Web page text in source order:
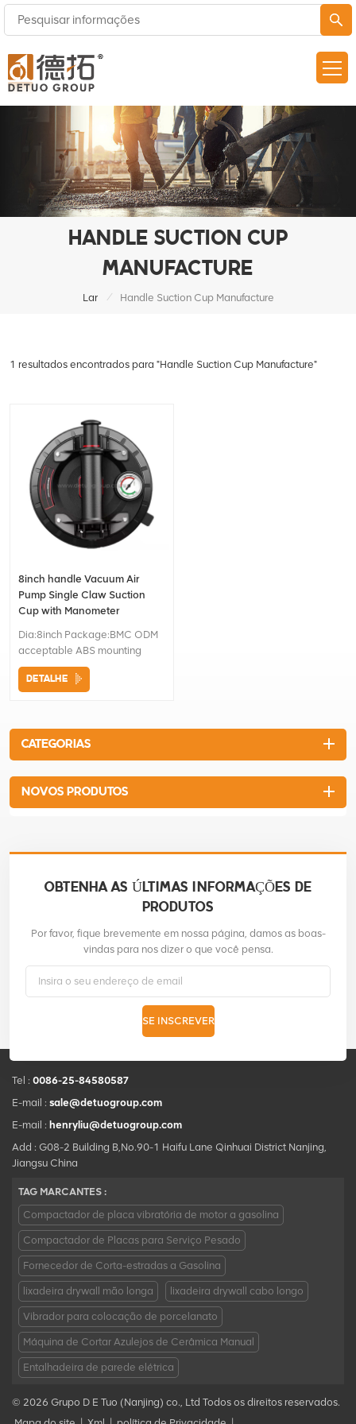
HANDLE SUCTION CUP
MANUFACTURE
Lar / Handle Suction Cup Manufacture
1 resultados encontrados para "Handle Suction Cup Manufacture"
8inch handle Vacuum Air
Pump Single Claw Suction
Cup with Manometer
Dia:8inch Package:BMC ODM
acceptable ABS mounting
DETALHE
CATEGORIAS
NOVOS PRODUTOS
OBTENHA AS ÚLTIMAS INFORMAÇÕES DE
PRODUTOS
Por favor, fique brevemente em nossa página, damos as boas-
vindas para nos dizer o que você pensa.
SE INSCREVER
Tel : 0086-25-84580587
E-mail : sale@detuogroup.com
E-mail : henryliu@detuogroup.com
Add : G08-2 Building B,No.90-1 Haifu Lane Qinhuai District Nanjing,
Jiangsu China
TAG MARCANTES :
Compactador de placa vibratória de motor a gasolina
Compactador de Placas para Serviço Pesado
Fornecedor de Corta-estradas a Gasolina
lixadeira drywall mão longa lixadeira drywall cabo longo
Vibrador para colocação de porcelanato
Máquina de Cortar Azulejos de Cerâmica Manual
Entalhadeira de parede elétrica
© 2026 Grupo D E Tuo (Nanjing) co., Ltd Todos os direitos reservados.